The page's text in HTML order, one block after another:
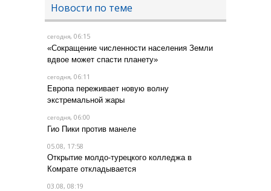
Новости по теме
сегодня, 06:15
«Сокращение численности населения Земли
вдвое может спасти планету»
сегодня, 06:11
Европа переживает новую волну
экстремальной жары
сегодня, 06:00
Гио Пики против манеле
05.08, 17:58
Открытие молдо-турецкого колледжа в
Комрате откладывается
03.08, 08:19